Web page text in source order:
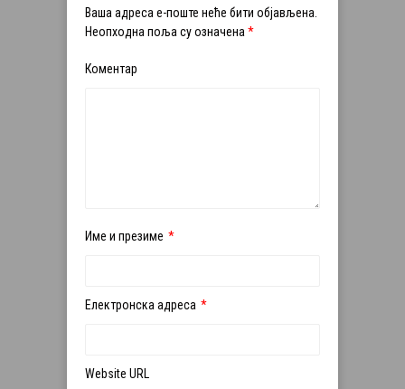
Ваша адреса е-поште неће бити објављена.
Неопходна поља су означена *
Коментар
Име и презиме *
Електронска адреса *
Website URL